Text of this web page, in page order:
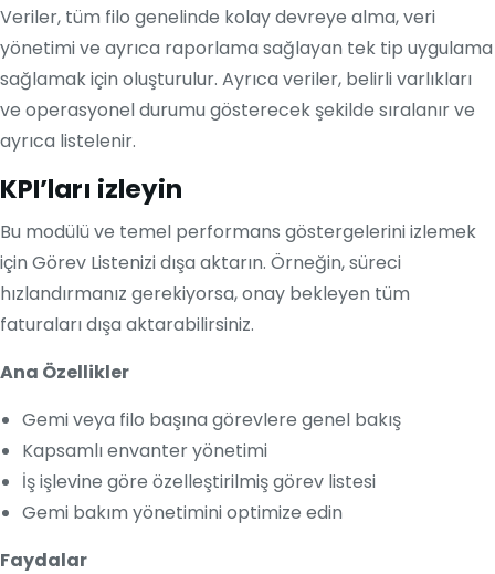
Veriler, tüm filo genelinde kolay devreye alma, veri
yönetimi ve ayrıca raporlama sağlayan tek tip uygulama
sağlamak için oluşturulur. Ayrıca veriler, belirli varlıkları
ve operasyonel durumu gösterecek şekilde sıralanır ve
ayrıca listelenir.
KPI’ları izleyin
Bu modülü ve temel performans göstergelerini izlemek
için Görev Listenizi dışa aktarın. Örneğin, süreci
hızlandırmanız gerekiyorsa, onay bekleyen tüm
faturaları dışa aktarabilirsiniz.
Ana Özellikler
Gemi veya filo başına görevlere genel bakış
Kapsamlı envanter yönetimi
İş işlevine göre özelleştirilmiş görev listesi
Gemi bakım yönetimini optimize edin
Faydalar